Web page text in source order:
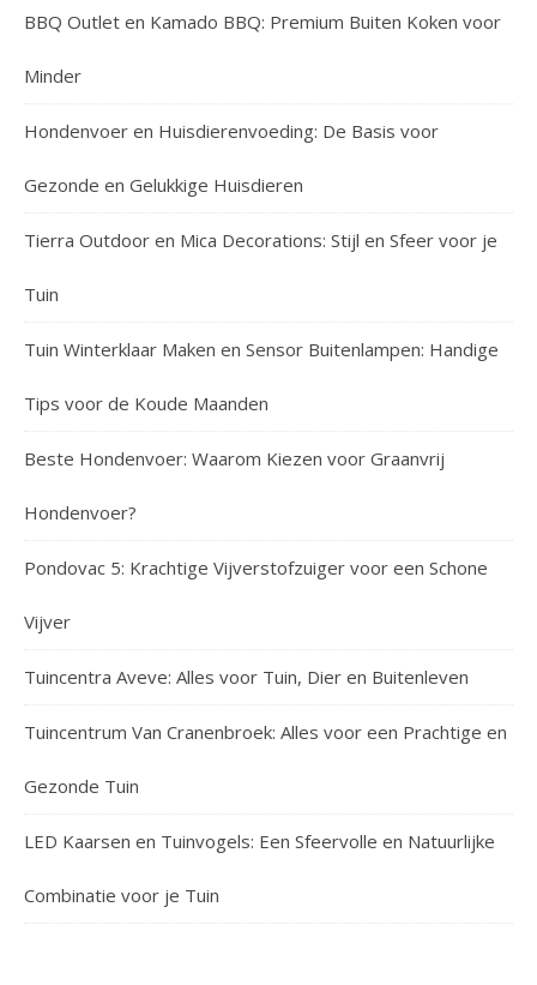
BBQ Outlet en Kamado BBQ: Premium Buiten Koken voor
Minder
Hondenvoer en Huisdierenvoeding: De Basis voor
Gezonde en Gelukkige Huisdieren
Tierra Outdoor en Mica Decorations: Stijl en Sfeer voor je
Tuin
Tuin Winterklaar Maken en Sensor Buitenlampen: Handige
Tips voor de Koude Maanden
Beste Hondenvoer: Waarom Kiezen voor Graanvrij
Hondenvoer?
Pondovac 5: Krachtige Vijverstofzuiger voor een Schone
Vijver
Tuincentra Aveve: Alles voor Tuin, Dier en Buitenleven
Tuincentrum Van Cranenbroek: Alles voor een Prachtige en
Gezonde Tuin
LED Kaarsen en Tuinvogels: Een Sfeervolle en Natuurlijke
Combinatie voor je Tuin